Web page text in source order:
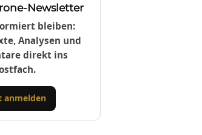
Newsletter
bleiben:
Analysen und
direkt ins
anmelden